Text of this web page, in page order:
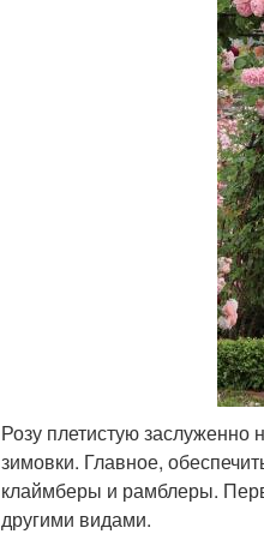
Розу плетистую
зимовки. Главное,
клаймберы и рамблеры.
другими видами.